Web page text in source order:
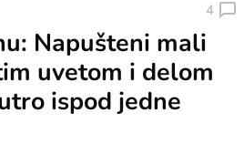
4
Napušteni mali
uvetom i delom
ispod jedne